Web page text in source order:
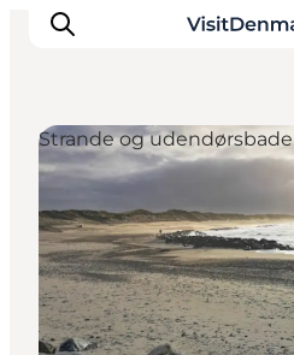
Inspirasjon
Reisemål
Aktiviteter
Overnatting
Planlegg reisen
Strande og udendørsbade